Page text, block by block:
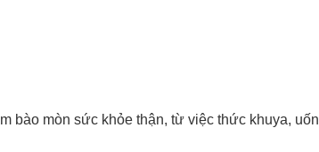
bào mòn sức khỏe thận, từ việc thức khuya,